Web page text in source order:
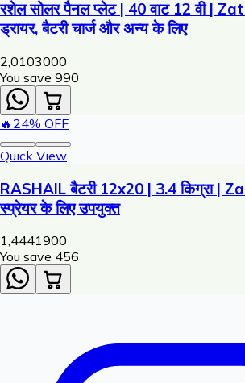
रशेल सोलर पैनल प्लेट | 40 वाट 12 वी |
ड्रायर, बैटरी चार्ज और अन्य के लिए
2,0103000
You save ₹ 990
🔥 24% OFF
Quick View
RASHAIL बैटरी 12x20 | 3.4 किग्रा |
स्प्रेयर के लिए उपयुक्त
1,4441900
You save ₹ 456